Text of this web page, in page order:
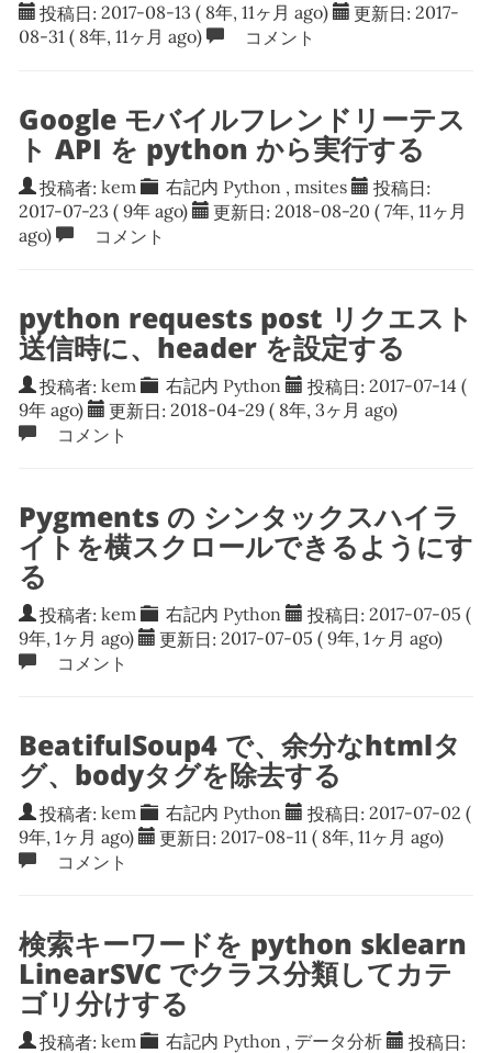
投稿日: 2017-08-13 ( 8年, 11ヶ月 ago) 更新日: 2017-
08-31 ( 8年, 11ヶ月 ago) コメント
Google モバイルフレンドリーテス
ト API を python から実行する
投稿者: kem 右記内 Python ,msites 投稿日:
2017-07-23 ( 9年 ago) 更新日: 2018-08-20 ( 7年, 11ヶ月
ago)
コメント
python requests post リクエスト
送信時に、header を設定する
投稿者: kem 右記内 Python 投稿日: 2017-07-14(
9年 ago)
更新日: 2018-04-29 ( 8年, 3ヶ月 ago)
コメント
Pygments の シンタックスハイラ
イトを横スクロールできるようにす
る
投稿者: kem 右記内 Python 投稿日: 2017-07-05 (
9年, 1ヶ月 ago)
更新日: 2017-07-05 ( 9年, 1ヶ月 ago)
コメント
BeatifulSoup4 で、余分なhtmlタ
グ、bodyタグを除去する
投稿者: kem 右記内 Python 投稿日: 2017-07-02 (
9年, 1ヶ月 ago)
更新日: 2017-08-11 ( 8年, 11ヶ月 ago)
コメント
検索キーワードを python sklearn
LinearSVC でクラス分類してカテ
ゴリ分けする
投稿者: kem 右記内 Python , データ分析 投稿日: